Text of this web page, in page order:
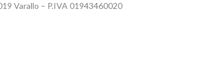
Varallo – P.IVA 01943460020